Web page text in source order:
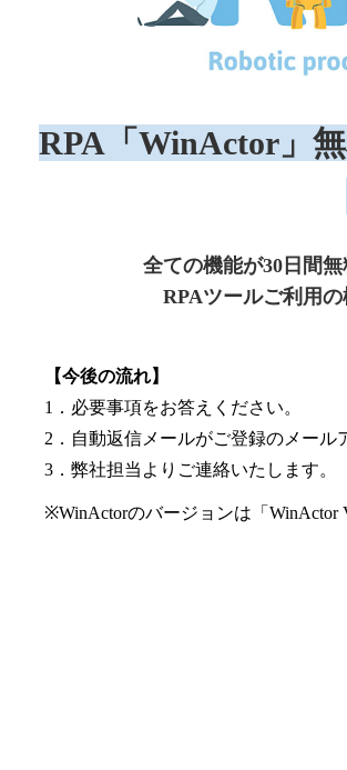
RPA「WinActor」
全ての機能が30日間
RPAツールご利用の
【今後の流れ】
1．必要事項をお答えください。
2．自動返信メールがご登録のメール
3．弊社担当よりご連絡いたします。
※WinActorのバージョンは「WinActor